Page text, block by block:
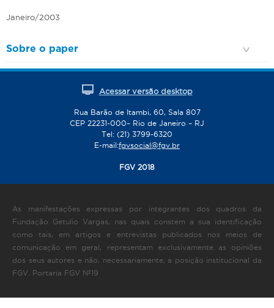
Janeiro/2003
Sobre o paper
Acessar versão desktop
Rua Barão de Itambi, 60, Sala 807
CEP 22231-000– Rio de Janeiro – RJ
Tel: (21) 3799-6320
E-mail:fgvsocial@fgv.br
FGV 2018
As manifestações expressas por integrantes dos quadros da
Fundação Getulio Vargas, nas quais constem a sua identificação
como tais, em artigos e entrevistas publicados nos meios de
comunicação em geral, representam exclusivamente as opiniões
dos seus autores e não, necessariamente, a posição institucional da
FGV. Portaria FGV Nº19